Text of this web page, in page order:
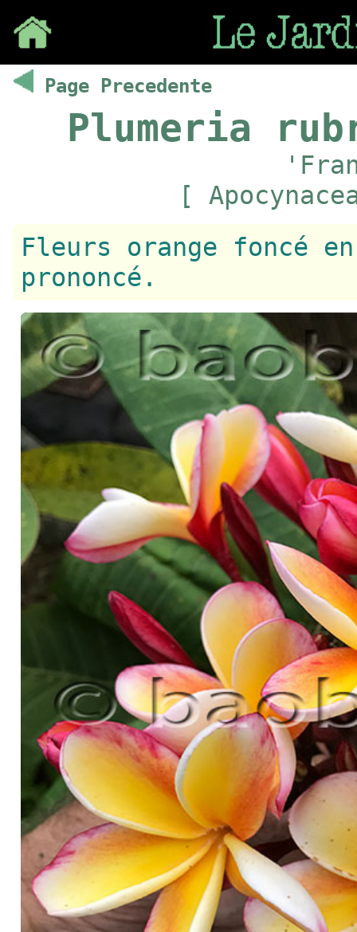
Page Precedente
Plumeria
[
Fleurs orange foncé
prononcé.